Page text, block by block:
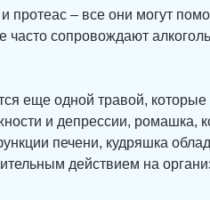
часто сопровождают
еще одной травой, которые
и депрессии, ромашка,
печени, кудряшка
действием на